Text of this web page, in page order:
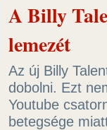
A Billy
lemezét
Az új Billy
dobolni. Ezt
Youtube
betegsége